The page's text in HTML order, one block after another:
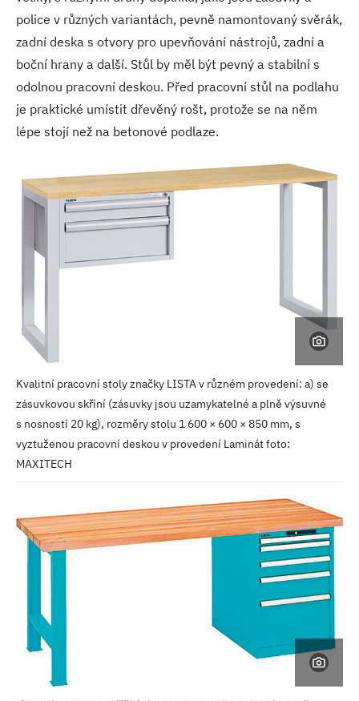
police v různých variantách, pevně namontovaný svěrák,
zadní deska s otvory pro upevňování nástrojů, zadní a
boční hrany a další. Stůl by měl být pevný a stabilní s
odolnou pracovní deskou. Před pracovní stůl na podlahu
je praktické umístit dřevěný rošt, protože se na něm
lépe stojí než na betonové podlaze.
Kvalitní pracovní stoly značky LISTA v různém provedení: a) se
zásuvkovou skříní (zásuvky jsou uzamykatelné a plně výsuvné
s nosností 20 kg), rozměry stolu 1 600 × 600 × 850 mm, s
vyztuženou pracovní deskou v provedení Laminát foto:
MAXITECH